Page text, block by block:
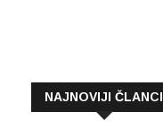
NAJNOVIJI ČLANCI